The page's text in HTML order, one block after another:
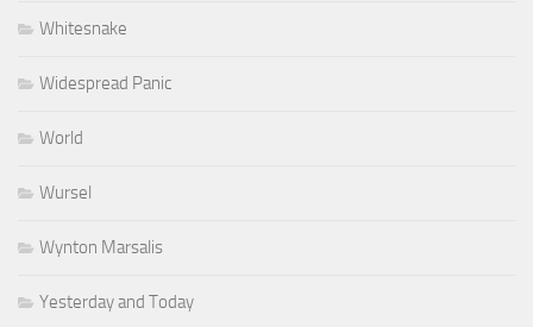
Whitesnake
Widespread Panic
World
Wursel
Wynton Marsalis
Yesterday and Today